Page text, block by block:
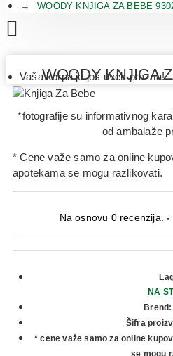
Vaša korpa je još uvek prazna!
WOODY KNJIGA ZA BEBE
WOODY KNJIGA
*fotografije su informativnog
od ambalaže
* Cene važe samo za online
apotekama se mogu razlikovati.
Na osnovu 0 recenzija. -
NA
Brend:
Šifra
* cene važe samo za online
se mogu